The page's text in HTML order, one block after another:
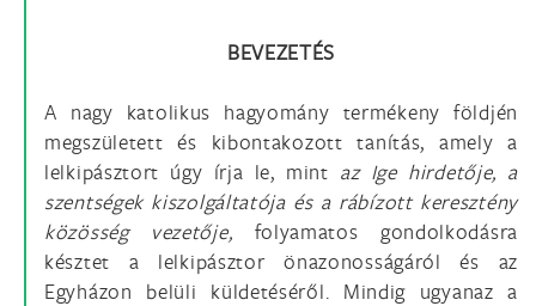
BEVEZETÉS
A nagy katolikus hagyomány termékeny földjén
megszületett és kibontakozott tanítás, amely a
lelkipásztort úgy írja le, mint az Ige hirdetője, a
szentségek kiszolgáltatója és a rábízott keresztény
közösség vezetője, folyamatos gondolkodásra
késztet a lelkipásztor önazonosságáról és az
Egyházon belüli küldetéséről. Mindig ugyanaz a